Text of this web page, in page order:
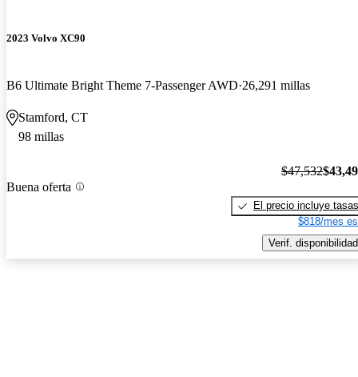
2023 Volvo XC90
B6 Ultimate Bright Theme 7-Passenger AWD 26,291 millas
Stamford, CT
98 millas
Buena oferta
$47,532
El precio incluye tasas
$818/mes
Verif. disponibilidad